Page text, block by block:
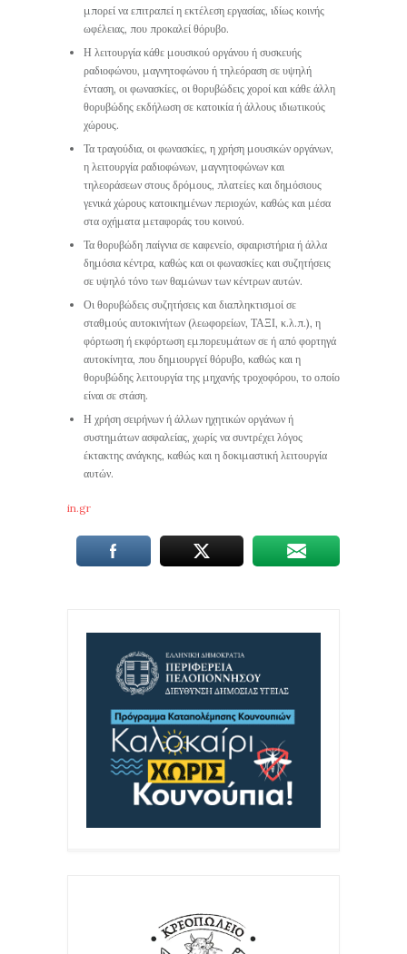
μπορεί να επιτραπεί η εκτέλεση εργασίας, ιδίως κοινής
ωφέλειας, που προκαλεί θόρυβο.
Η λειτουργία κάθε μουσικού οργάνου ή συσκευής
ραδιοφώνου, μαγνητοφώνου ή τηλεόραση σε υψηλή
ένταση, οι φωνασκίες, οι θορυβώδεις χοροί και κάθε άλλη
θορυβώδης εκδήλωση σε κατοικία ή άλλους ιδιωτικούς
χώρους.
Τα τραγούδια, οι φωνασκίες, η χρήση μουσικών οργάνων,
η λειτουργία ραδιοφώνων, μαγνητοφώνων και
τηλεοράσεων στους δρόμους, πλατείες και δημόσιους
γενικά χώρους κατοικημένων περιοχών, καθώς και μέσα
στα οχήματα μεταφοράς του κοινού.
Τα θορυβώδη παίγνια σε καφενείο, σφαιριστήρια ή άλλα
δημόσια κέντρα, καθώς και οι φωνασκίες και συζητήσεις
σε υψηλό τόνο των θαμώνων των κέντρων αυτών.
Οι θορυβώδεις συζητήσεις και διαπληκτισμοί σε
σταθμούς αυτοκινήτων (λεωφορείων, ΤΑΞΙ, κ.λ.π.), η
φόρτωση ή εκφόρτωση εμπορευμάτων σε ή από φορτηγά
αυτοκίνητα, που δημιουργεί θόρυβο, καθώς και η
θορυβώδης λειτουργία της μηχανής τροχοφόρου, το οποίο
είναι σε στάση.
Η χρήση σειρήνων ή άλλων ηχητικών οργάνων ή
συστημάτων ασφαλείας, χωρίς να συντρέχει λόγος
έκτακτης ανάγκης, καθώς και η δοκιμαστική λειτουργία
αυτών.
in.gr